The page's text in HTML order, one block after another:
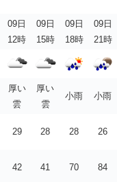
09日
12時
09日
15時
09日
18時
09日
21時
厚い
雲
厚い
雲
小雨 小雨
29 28 28 26
42 41 70 84